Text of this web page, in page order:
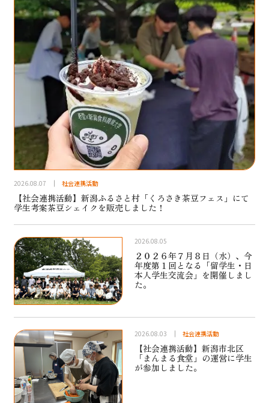
2026.08.07 社会連携活動
【社会連携活動】新潟ふるさと村「くろさき茶豆フェス」にて
学生考案茶豆シェイクを販売しました！
2026.08.05
２０２６年７月８日（水）、今
年度第１回となる「留学生・日
本人学生交流会」を開催しまし
た。
2026.08.03 社会連携活動
【社会連携活動】新潟市北区
「まんまる食堂」の運営に学生
が参加しました。